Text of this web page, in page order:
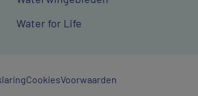
Water for Life
CookiesVoorwaarden